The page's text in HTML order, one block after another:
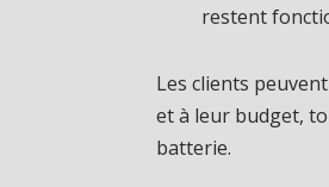
restent
Les clients
et à leur budget,
batterie.